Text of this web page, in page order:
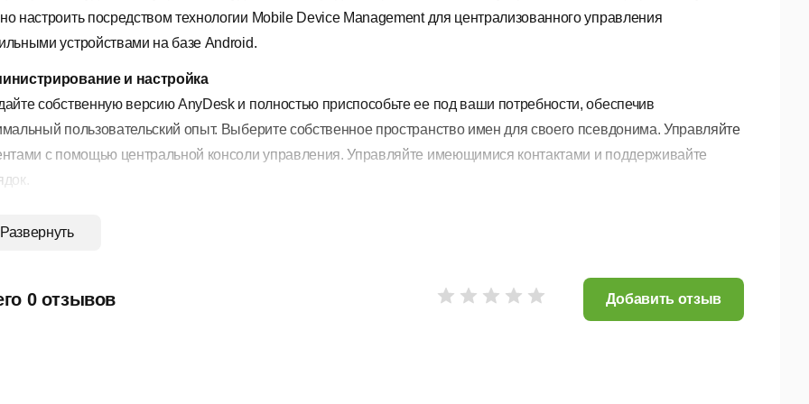
настроить посредством технологии Mobile Device Management для централизованного управления
устройствами на базе Android.
и настройка
собственную версию AnyDesk и полностью приспособьте ее под ваши потребности, обеспечив
пользовательский опыт. Выберите собственное пространство имен для своего псевдонима. Управляйте
с помощью центральной консоли управления. Управляйте имеющимися контактами и поддерживайте
двухфакторную аутентификацию, настройте режим конфиденциальности, права доступа, белый список
работа
Развернуть
0 отзывов Добавить отзыв